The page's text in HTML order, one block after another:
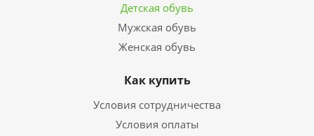
Детская обувь
Мужская обувь
Женская обувь
Как купить
Условия сотрудничества
Условия оплаты